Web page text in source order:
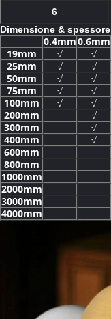
6
Dimensione & spessore
0.4mm0.6mm
19mm
√ √
25mm
√ √
50mm
√ √
75mm
√ √
100mm
√ √
200mm
√
300mm
√
400mm
√
600mm
800mm
1000mm
2000mm
3000mm
4000mm